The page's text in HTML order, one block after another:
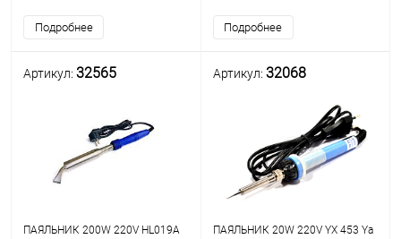
Подробнее Подробнее
Артикул: 32565
ПАЯЛЬНИК 200W 220V HL019A
Артикул: 32068
ПАЯЛЬНИК 20W 220V YX 453 Ya